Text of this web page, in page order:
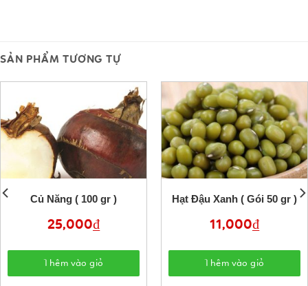
SẢN PHẨM TƯƠNG TỰ
Củ Năng ( 100 gr )
25,000₫
Thêm vào giỏ
Hạt Đậu Xanh ( Gói 50 gr )
11,000₫
Thêm vào giỏ